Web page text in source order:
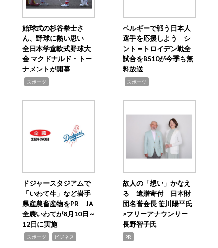
始球式の杉谷拳士さ
ん、野球に熱い思い
全日本学童軟式野球大
会 マクドナルド・トー
ナメントが開幕
スポーツ
ベルギーで戦う日本人
選手を応援しよう シ
ント＝トロイデン戦全
試合をBS10が今季も無
料放送
スポーツ
ドジャースタジアムで
「いわて牛」など岩手
県産農畜産物をPR JA
全農いわてが8月10日～
12日に実施
スポーツ ビジネス
故人の「想い」かなえ
る 遺贈寄付 日本財
団名誉会長 笹川陽平氏
×フリーアナウンサー
長野智子氏
PR